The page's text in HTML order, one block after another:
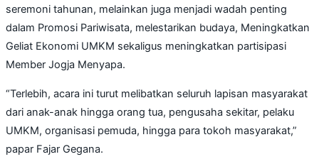
seremoni tahunan, melainkan juga menjadi wadah penting
dalam Promosi Pariwisata, melestarikan budaya, Meningkatkan
Geliat Ekonomi UMKM sekaligus meningkatkan partisipasi
Member Jogja Menyapa.
“Terlebih, acara ini turut melibatkan seluruh lapisan masyarakat
dari anak-anak hingga orang tua, pengusaha sekitar, pelaku
UMKM, organisasi pemuda, hingga para tokoh masyarakat,”
papar Fajar Gegana.